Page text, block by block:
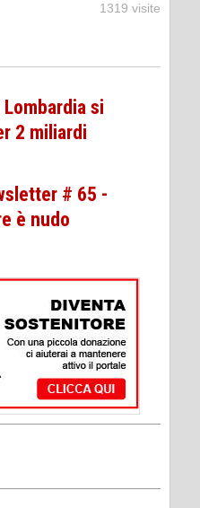
1319 visite
si
2 miliardi
# 65 -
è nudo